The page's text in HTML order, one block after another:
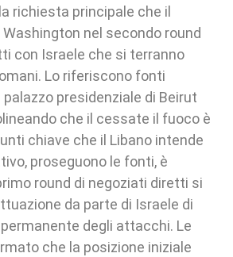
richiesta principale che il
nel secondo round
con Israele che si terranno
Lo riferiscono fonti
palazzo presidenziale di Beirut
che il cessate il fuoco è
chiave che il Libano intende
proseguono le fonti, è
round di negoziati diretti si
da parte di Israele di
degli attacchi. Le
che la posizione iniziale